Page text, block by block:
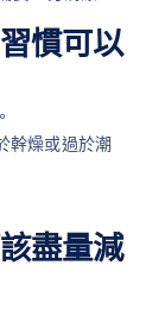
慣可以
幹燥或過於潮
盡量減